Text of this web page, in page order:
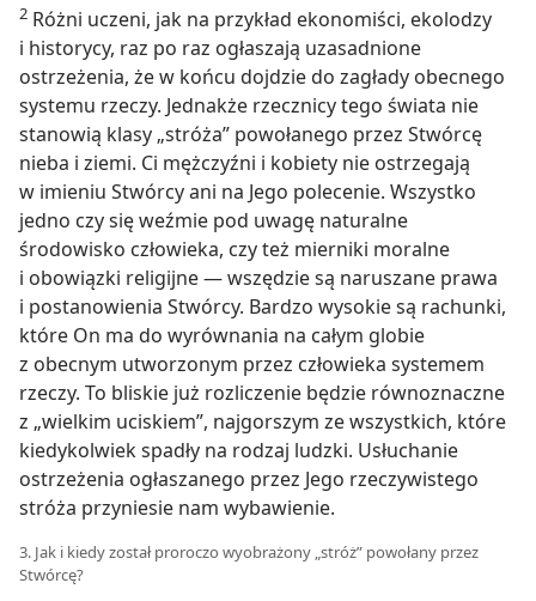
2 Różni uczeni, jak na przykład ekonomiści, ekolodzy
i historycy, raz po raz ogłaszają uzasadnione
ostrzeżenia, że w końcu dojdzie do zagłady obecnego
systemu rzeczy. Jednakże rzecznicy tego świata nie
stanowią klasy „stróża” powołanego przez Stwórcę
nieba i ziemi. Ci mężczyźni i kobiety nie ostrzegają
w imieniu Stwórcy ani na Jego polecenie. Wszystko
jedno czy się weźmie pod uwagę naturalne
środowisko człowieka, czy też mierniki moralne
i obowiązki religijne — wszędzie są naruszane prawa
i postanowienia Stwórcy. Bardzo wysokie są rachunki,
które On ma do wyrównania na całym globie
z obecnym utworzonym przez człowieka systemem
rzeczy. To bliskie już rozliczenie będzie równoznaczne
z „wielkim uciskiem”, najgorszym ze wszystkich, które
kiedykolwiek spadły na rodzaj ludzki. Usłuchanie
ostrzeżenia ogłaszanego przez Jego rzeczywistego
stróża przyniesie nam wybawienie.
3. Jak i kiedy został proroczo wyobrażony „stróż” powołany przez
Stwórcę?